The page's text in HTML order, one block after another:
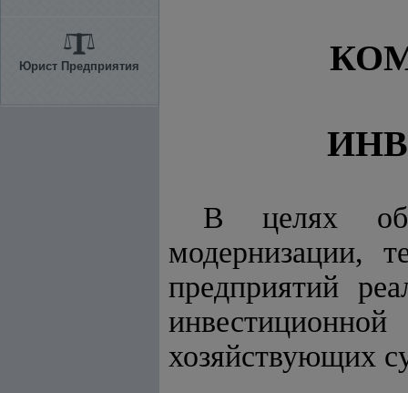
Юрист Предприятия
В целях
модернизации,
предприятий
хозяйствующих